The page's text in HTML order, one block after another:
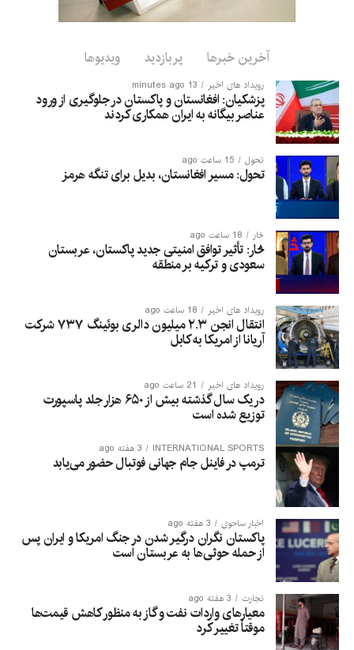
آخرین خبرها پربازدید ویدیوها
رویداد های اخیر 13 minutes ago
پزشکیان: افغانستان و پاکستان در جلوگیری از ورود
عناصر بیگانه به ایران همکاری کردند
تحول 15 ساعت ago
تحول: مسیر افغانستان، بدیل برای تنگه هرمز
څار 18 ساعت ago
څار: تأثیر توافق امنیتی جدید پاکستان، عربستان
سعودی و ترکیه بر منطقه
رویداد های اخیر 18 ساعت ago
انتقال انجن ۲.۳ میلیون دالری بوئینگ ۷۳۷ شرکت
آریانا از امریکا به کابل
رویداد های اخیر 21 ساعت ago
در یک سال گذشته بیش از ۶۵۰ هزار جلد پاسپورت
توزیع شده است
INTERNATIONAL SPORTS 3 هفته ago
ترمپ در فاینل جام جهانی فوتبال حضور می‌یابد
اخبار ساحوی 3 هفته ago
پاکستان نگران درگیر شدن در جنگ امریکا و ایران پس
از حمله حوثی‌ها به عربستان است
تجارت 3 هفته ago
معیارهای واردات نفت و گاز به منظور کاهش قیمت‌ها
موقتاً تغییر کرد